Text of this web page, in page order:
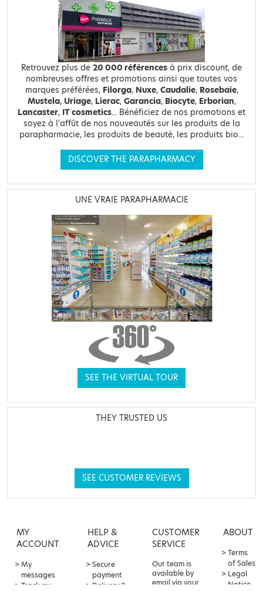
Retrouvez plus de 20 000 références à prix discount, de
nombreuses offres et promotions ainsi que toutes vos
marques préférées, Filorga, Nuxe, Caudalie, Rosebaie,
Mustela, Uriage, Lierac, Garancia, Biocyte, Erborian,
Lancaster, IT cosmetics... Bénéficiez de nos promotions et
soyez à l'affût de nos nouveautés sur les produits de la
parapharmacie, les produits de beauté, les produits bio...
DISCOVER THE PARAPHARMACY
UNE VRAIE PARAPHARMACIE
SEE THE VIRTUAL TOUR
THEY TRUSTED US
SEE CUSTOMER REVIEWS
MY
ACCOUNT
My
messages
Track my
HELP &
ADVICE
Secure
payment
Delivery &
CUSTOMER
SERVICE
Our team is
available by
email via your
ABOUT
Terms
of Sales
Legal
Notice